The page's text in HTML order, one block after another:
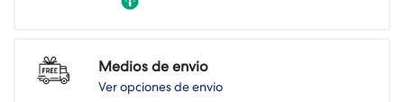
Medios de envio
Ver opciones de envio